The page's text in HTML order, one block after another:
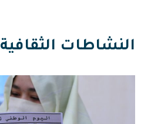
النشاطات الثقافية